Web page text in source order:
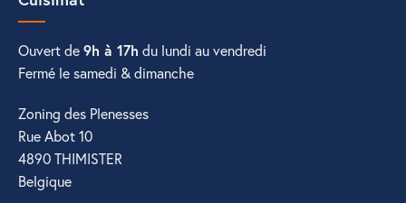
Ouvert de9h à 17h du lundi au vendredi
Fermé le samedi & dimanche
Zoning des Plenesses
Rue Abot 10
4890 THIMISTER
Belgique